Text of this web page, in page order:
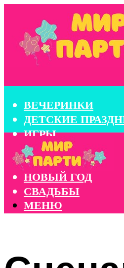
ВЕЧЕРИНКИ
ДЕТСКИЕ
ИГРЫ
КОНКУРСЫ
КОРПОРАТИВЫ
НОВЫЙ ГОД
СВАДЬБЫ
МЕНЮ